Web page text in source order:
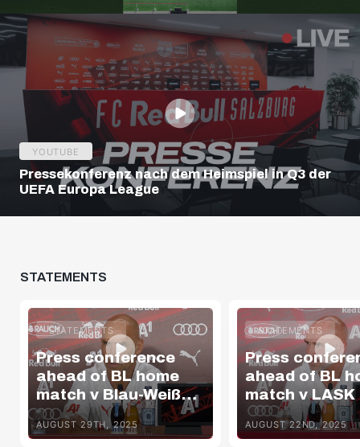
YOUTUBE
Pressekonferenz nach dem Heimspiel in Q3 der
UEFA Europa League
STATEMENTS
STATEMENTS
Press conference
ahead of BL home
match v Blau-Weiß
Linz
AUGUST 29TH, 2025
STATEMENTS
Press
ahead of BL
match v LASK
AUGUST 22ND, 2025